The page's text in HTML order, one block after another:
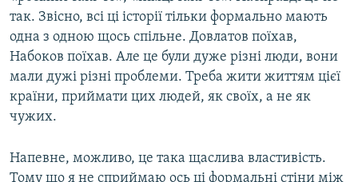
так. Звісно, всі ці історії тільки формально мають
одна з одною щось спільне. Довлатов поїхав,
Набоков поїхав. Але це були дуже різні люди, вони
мали дужі різні проблеми. Треба жити життям цієї
країни, приймати цих людей, як своїх, а не як
чужих.
Напевне, можливо, це така щаслива властивість.
Тому що я не сприймаю ось ці формальні стіни між